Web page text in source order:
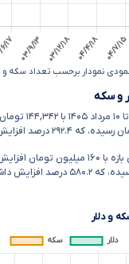
نمودار برحسب تعداد سکه و
و سکه
با
و دلار